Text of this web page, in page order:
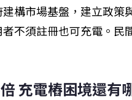
構市場基盤，建立政策
不須註冊也可充電。民
充電樁困境還有